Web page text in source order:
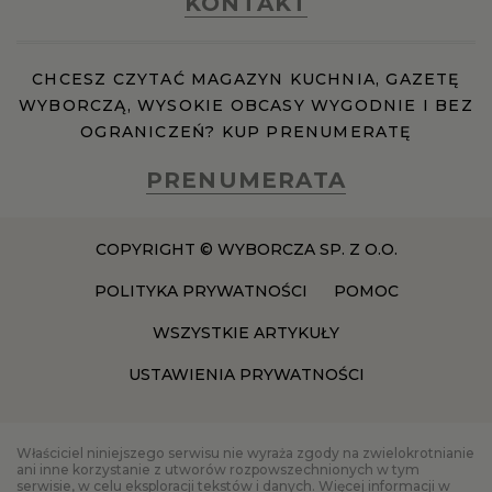
SOSNOWIEC
SZCZECIN
TORUŃ
WARSZAWA
CHCESZ CZYTAĆ MAGAZYN KUCHNIA, GAZETĘ
WYBORCZĄ, WYSOKIE OBCASY WYGODNIE I BEZ
OGRANICZEŃ? KUP PRENUMERATĘ
PRENUMERATA
COPYRIGHT © WYBORCZA SP. Z O.O.
POLITYKA PRYWATNOŚCI POMOC
WSZYSTKIE ARTYKUŁY
USTAWIENIA PRYWATNOŚCI
Właściciel niniejszego serwisu nie wyraża zgody na zwielokrotnianie
ani inne korzystanie z utworów rozpowszechnionych w tym
serwisie, w celu eksploracji tekstów i danych. Więcej informacji w